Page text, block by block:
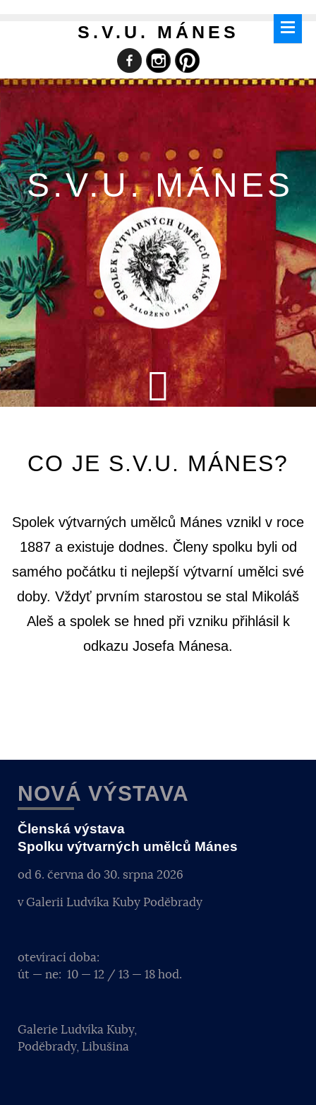
S.V.U. MÁNES
S.V.U. MÁNES
CO JE S.V.U. MÁNES?
Spolek výtvarných umělců Mánes vznikl v roce
1887 a existuje dodnes. Členy spolku byli od
samého počátku ti nejlepší výtvarní umělci své
doby. Vždyť prvním starostou se stal Mikoláš
Aleš a spolek se hned při vzniku přihlásil k
odkazu Josefa Mánesa.
NOVÁ VÝSTAVA
Členská výstava
Spolku výtvarných umělců Mánes
od 6. června do 30. srpna 2026
v Galerii Ludvíka Kuby Poděbrady
otevírací doba:
út — ne: 10 — 12 / 13 — 18 hod.
Galerie Ludvíka Kuby,
Poděbrady, Libušina